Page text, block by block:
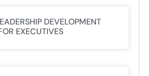
DEVELOPMENT
EXECUTIVES